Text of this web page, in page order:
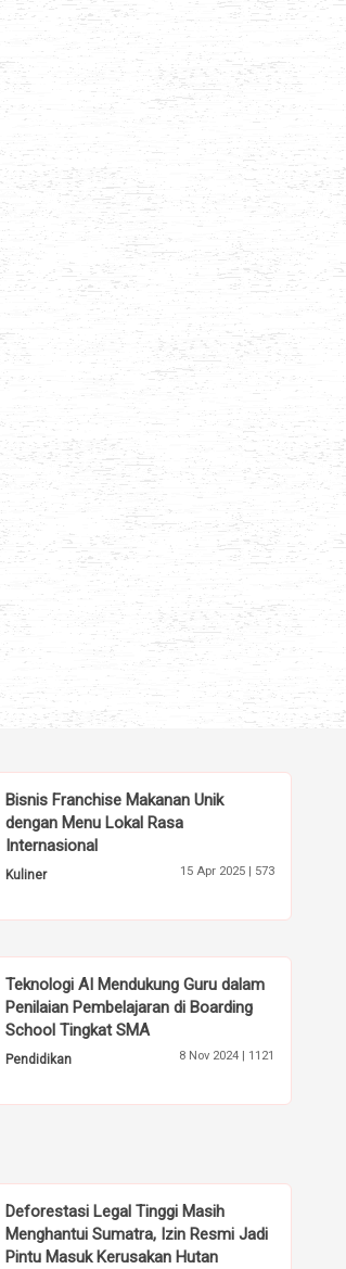
Bisnis Franchise Makanan Unik
dengan Menu Lokal Rasa
Internasional
Kuliner 15 Apr 2025 | 573
Teknologi AI Mendukung Guru dalam
Penilaian Pembelajaran di Boarding
School Tingkat SMA
Pendidikan 8 Nov 2024 | 1121
Deforestasi Legal Tinggi Masih
Menghantui Sumatra, Izin Resmi Jadi
Pintu Masuk Kerusakan Hutan